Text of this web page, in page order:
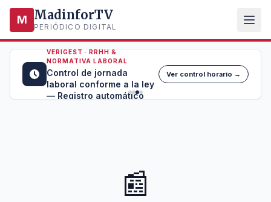
M MadinforTV
PERIÓDICO DIGITAL
VERIGEST · RRHH &
NORMATIVA LABORAL
Control de jornada
laboral conforme a la ley
— Registro automático
Ver control horario →
📰